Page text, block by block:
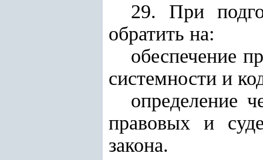
29. При
обратить на:
обеспечение
системности и
определение
правовых и
закона.